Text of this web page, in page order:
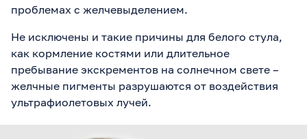
проблемах с желчевыделением.
Не исключены и такие причины для белого стула,
как кормление костями или длительное
пребывание экскрементов на солнечном свете –
желчные пигменты разрушаются от воздействия
ультрафиолетовых лучей.